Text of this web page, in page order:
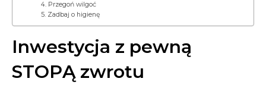
4. Przegoń wilgoć
5. Zadbaj o higienę
Inwestycja z pewną
STOPĄ zwrotu